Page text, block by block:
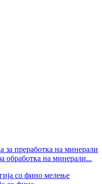
обработка на минерали...